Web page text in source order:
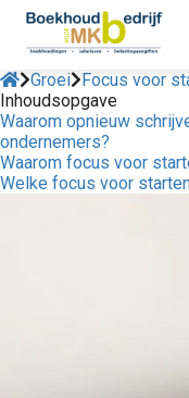
Groei Focus voor
Inhoudsopgave
Waarom opnieuw
ondernemers?
Waarom focus voor
Welke focus voor